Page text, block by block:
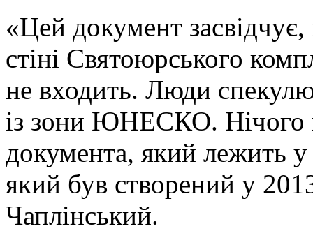
«Цей документ
стіні Святоюрського
не входить. Люди
із зони ЮНЕСКО. Нічого
документа, який лежить
який був створений у
Чаплінський.